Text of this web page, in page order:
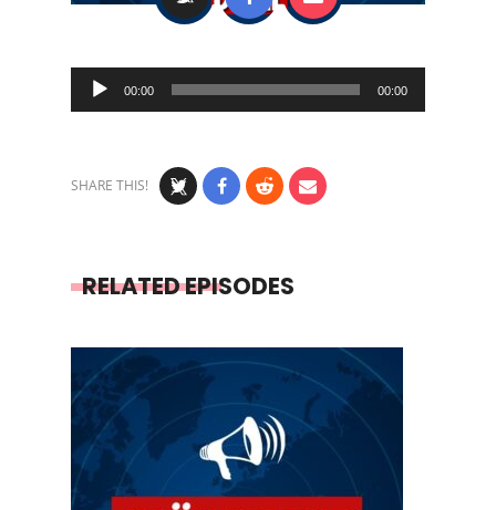
Audio
Player
00:00 00:00
SHARE THIS!
RELATED EPISODES